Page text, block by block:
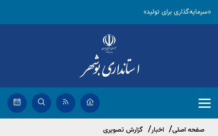
«سرمایه‌گذاری برای تولید»
صفحه اصلی اخبار
گزارش تصویری